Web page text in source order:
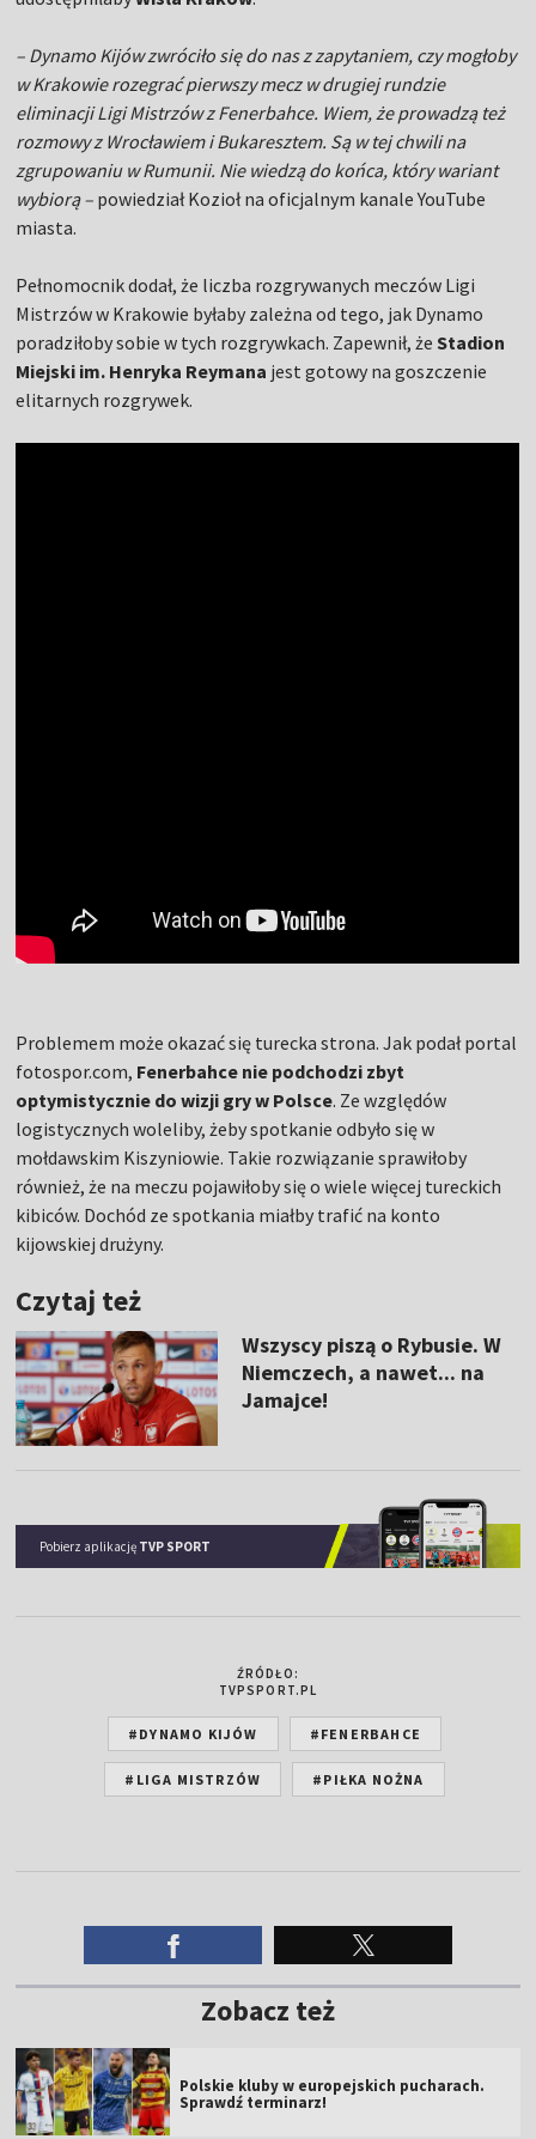
– Dynamo Kijów zwróciło się do nas z zapytaniem, czy mogłoby
w Krakowie rozegrać pierwszy mecz w drugiej rundzie
eliminacji Ligi Mistrzów z Fenerbahce. Wiem, że prowadzą też
rozmowy z Wrocławiem i Bukaresztem. Są w tej chwili na
zgrupowaniu w Rumunii. Nie wiedzą do końca, który wariant
wybiorą – powiedział Kozioł na oficjalnym kanale YouTube
miasta.
Pełnomocnik dodał, że liczba rozgrywanych meczów Ligi
Mistrzów w Krakowie byłaby zależna od tego, jak Dynamo
poradziłoby sobie w tych rozgrywkach. Zapewnił, żeStadion
Miejski im. Henryka Reymana jest gotowy na goszczenie
elitarnych rozgrywek.
Problemem może okazać się turecka strona. Jak podał portal
fotospor.com, Fenerbahce nie podchodzi zbyt
optymistycznie do wizji gry w Polsce. Ze względów
logistycznych woleliby, żeby spotkanie odbyło się w
mołdawskim Kiszyniowie. Takie rozwiązanie sprawiłoby
również, że na meczu pojawiłoby się o wiele więcej tureckich
kibiców. Dochód ze spotkania miałby trafić na konto
kijowskiej drużyny.
Czytaj też
Wszyscy piszą o Rybusie. W
Niemczech, a nawet... na
Jamajce!
Pobierz aplikację TVP SPORT
ŹRÓDŁO:
TVPSPORT.PL
#DYNAMO KIJÓW #FENERBAHCE
#LIGA MISTRZÓW #PIŁKA NOŻNA
Zobacz też
Polskie kluby w europejskich pucharach.
Sprawdź terminarz!